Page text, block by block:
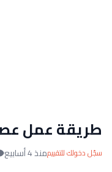
طريقة عمل
سجّل دخولك للتقييممنذ 4 أسابيع